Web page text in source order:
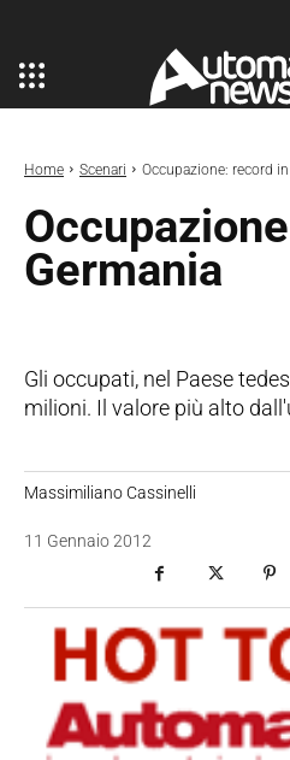
Home Scenari Occupazione: record
Germania
Gli occupati, nel Paese
milioni. Il valore più alto
Massimiliano Cassinelli
11 Gennaio 2012